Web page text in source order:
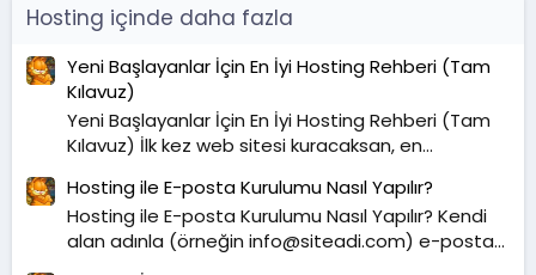
Hosting içinde daha fazla
Yeni Başlayanlar İçin En İyi Hosting Rehberi (Tam
Kılavuz)
Yeni Başlayanlar İçin En İyi Hosting Rehberi (Tam
Kılavuz) İlk kez web sitesi kuracaksan, en...
Hosting ile E-posta Kurulumu Nasıl Yapılır?
Hosting ile E-posta Kurulumu Nasıl Yapılır? Kendi
alan adınla (örneğin info@siteadi.com) e-posta...